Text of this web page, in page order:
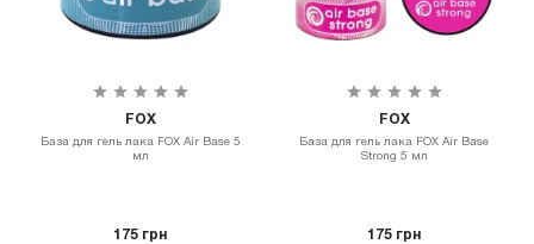
FOX
База для гель лака FOX Air Base 5
мл
175 грн
FOX
База для гель лака FOX Air Base
Strong 5 мл
175 грн